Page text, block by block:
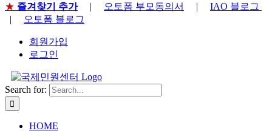
★ 즐겨찾기 추가| 오토폼 부모동의서 | IAO 블로그
|
오토폼 블로그
회원가입
로그인
Search for:
HOME